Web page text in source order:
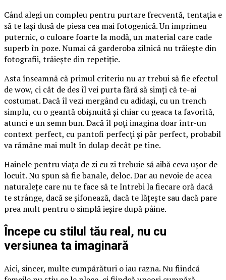
Când alegi un compleu pentru purtare frecventă, tentația e
să te lași dusă de piesa cea mai fotogenică. Un imprimeu
puternic, o culoare foarte la modă, un material care cade
superb în poze. Numai că garderoba zilnică nu trăiește din
fotografii, trăiește din repetiție.
Asta înseamnă că primul criteriu nu ar trebui să fie efectul
de wow, ci cât de des îl vei purta fără să simți că te-ai
costumat. Dacă îl vezi mergând cu adidași, cu un trench
simplu, cu o geantă obișnuită și chiar cu geaca ta favorită,
atunci e un semn bun. Dacă îl poți imagina doar într-un
context perfect, cu pantofi perfecți și păr perfect, probabil
va rămâne mai mult în dulap decât pe tine.
Hainele pentru viața de zi cu zi trebuie să aibă ceva ușor de
locuit. Nu spun să fie banale, deloc. Dar au nevoie de acea
naturalețe care nu te face să te întrebi la fiecare oră dacă
te strânge, dacă se șifonează, dacă te lățește sau dacă pare
prea mult pentru o simplă ieșire după pâine.
Începe cu stilul tău real, nu cu
versiunea ta imaginară
Aici, sincer, multe cumpărături o iau razna. Nu fiindcă